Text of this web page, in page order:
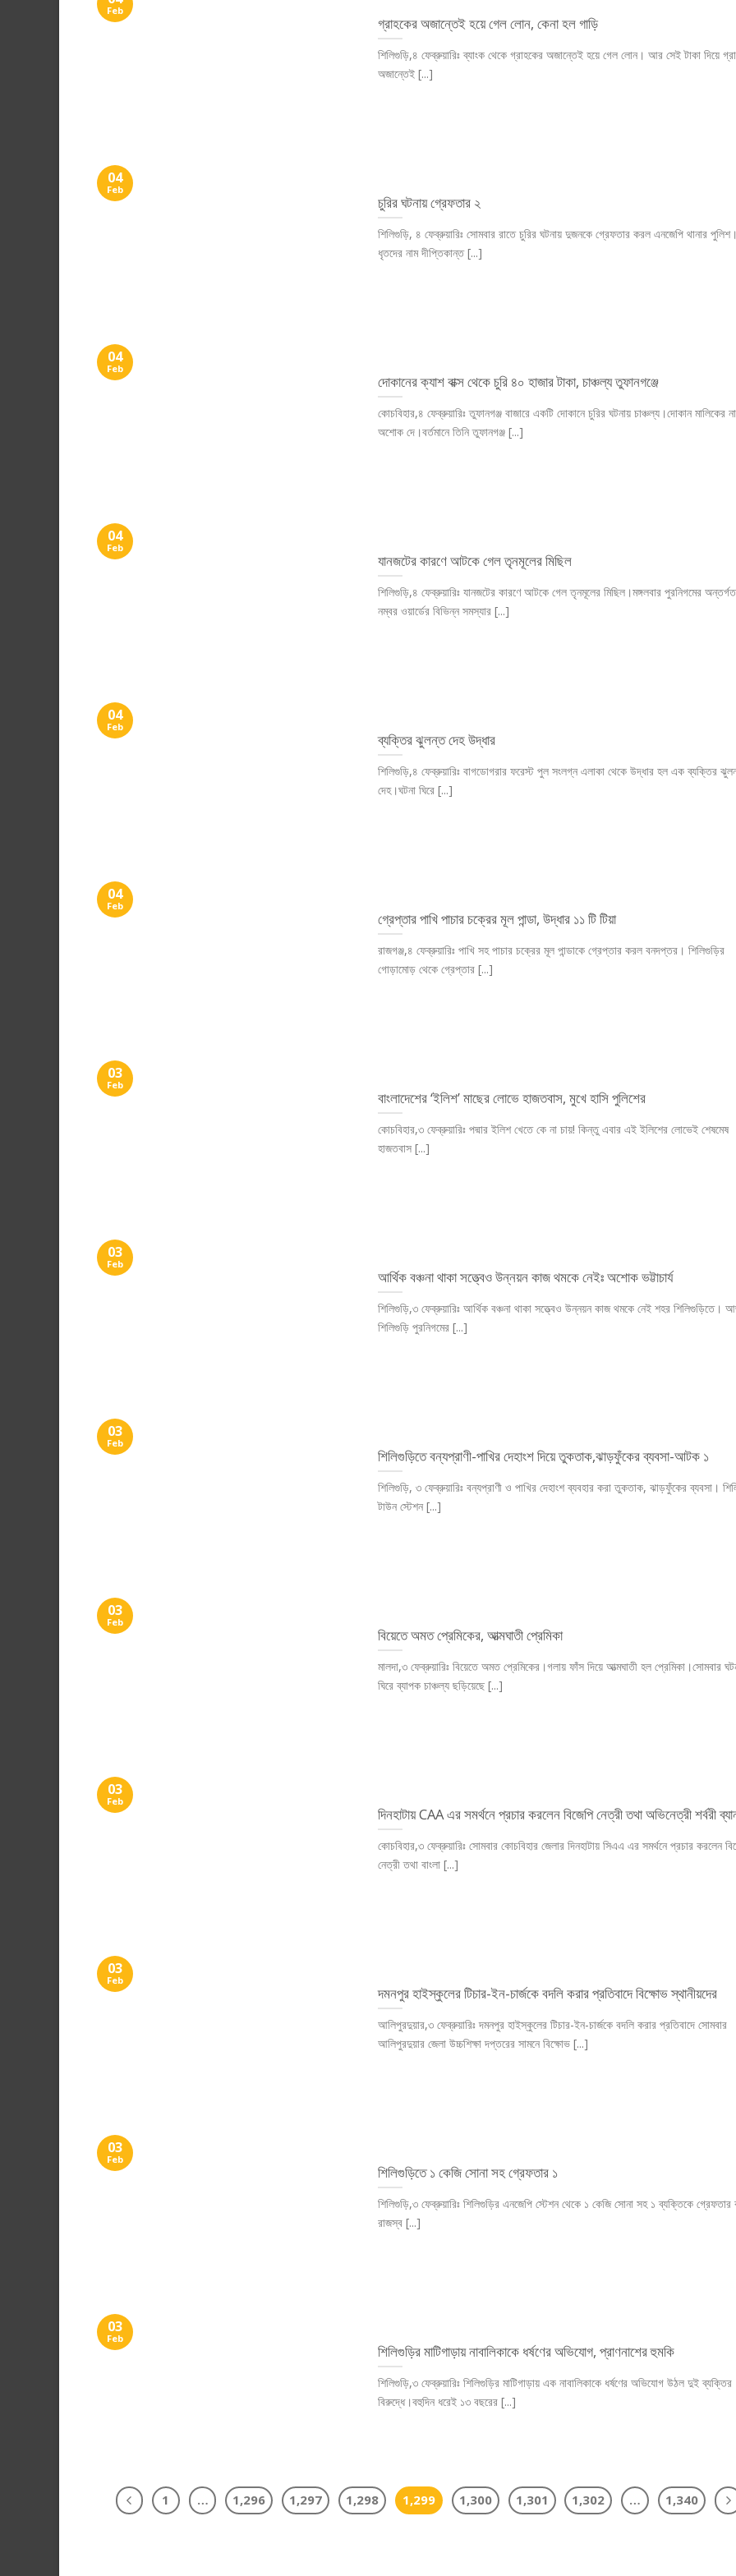
গ্রাহকের অজান্তেই হয়ে গেল লোন, কেনা হল গাড়ি
শিলিগুড়ি,৪ ফেব্রুয়ারিঃ ব্যাংক থেকে গ্রাহকের অজান্তেই হয়ে গেল লোন। আর সেই টাকা দিয়ে
অজান্তেই [...]
Feb
চুরির ঘটনায় গ্রেফতার ২
শিলিগুড়ি, ৪ ফেব্রুয়ারিঃ সোমবার রাতে চুরির ঘটনায় দুজনকে গ্রেফতার করল এনজেপি থানার
ধৃতদের নাম দীপ্তিকান্ত [...]
04
Feb
দোকানের ক্যাশ বাক্স থেকে চুরি ৪০ হাজার টাকা, চাঞ্চল্য তুফানগঞ্জে
কোচবিহার,৪ ফেব্রুয়ারিঃ তুফানগঞ্জ বাজারে একটি দোকানে চুরির ঘটনায় চাঞ্চল্য।দোকান মালিকের
অশোক দে।বর্তমানে তিনি তুফানগঞ্জ [...]
04
Feb
যানজটের কারণে আটকে গেল তৃনমূলের মিছিল
শিলিগুড়ি,৪ ফেব্রুয়ারিঃ যানজটের কারণে আটকে গেল তৃনমূলের মিছিল।মঙ্গলবার পুরনিগমের
নম্বর ওয়ার্ডের বিভিন্ন সমস্যার [...]
04
Feb
ব্যক্তির ঝুলন্ত দেহ উদ্ধার
শিলিগুড়ি,৪ ফেব্রুয়ারিঃ বাগডোগরার ফরেস্ট পুল সংলগ্ন এলাকা থেকে উদ্ধার হল এক ব্যক্তির
দেহ।ঘটনা ঘিরে [...]
04
Feb
গ্রেপ্তার পাখি পাচার চক্রের মূল পান্ডা, উদ্ধার ১১ টি টিয়া
রাজগঞ্জ,৪ ফেব্রুয়ারিঃ পাখি সহ পাচার চক্রের মূল পান্ডাকে গ্রেপ্তার করল বনদপ্তর। শিলিগুড়ির
গোড়ামোড় থেকে গ্রেপ্তার [...]
04
Feb
বাংলাদেশের ‘ইলিশ’ মাছের লোভে হাজতবাস, মুখে হাসি পুলিশের
কোচবিহার,৩ ফেব্রুয়ারিঃ পদ্মার ইলিশ খেতে কে না চায়! কিন্তু এবার এই ইলিশের লোভেই শেষমেষ
হাজতবাস [...]
03
Feb
আর্থিক বঞ্চনা থাকা সত্ত্বেও উন্নয়ন কাজ থমকে নেইঃ অশোক ভট্টাচার্য
শিলিগুড়ি,৩ ফেব্রুয়ারিঃ আর্থিক বঞ্চনা থাকা সত্ত্বেও উন্নয়ন কাজ থমকে নেই শহর শিলিগুড়িতে।
শিলিগুড়ি পুরনিগমের [...]
03
Feb
শিলিগুড়িতে বন্যপ্রাণী-পাখির দেহাংশ দিয়ে তুকতাক,ঝাড়ফুঁকের ব্যবসা-আটক ১
শিলিগুড়ি, ৩ ফেব্রুয়ারিঃ বন্যপ্রাণী ও পাখির দেহাংশ ব্যবহার করা তুকতাক, ঝাড়ফুঁকের ব্যবসা।
টাউন স্টেশন [...]
03
Feb
বিয়েতে অমত প্রেমিকের, আত্মঘাতী প্রেমিকা
মালদা,৩ ফেব্রুয়ারিঃ বিয়েতে অমত প্রেমিকের।গলায় ফাঁস দিয়ে আত্মঘাতী হল প্রেমিকা।সোমবার
ঘিরে ব্যাপক চাঞ্চল্য ছড়িয়েছে [...]
03
Feb
দিনহাটায় CAA এর সমর্থনে প্রচার করলেন বিজেপি নেত্রী তথা অভিনেত্রী শর্বরী
কোচবিহার,৩ ফেব্রুয়ারিঃ সোমবার কোচবিহার জেলার দিনহাটায় সিএএ এর সমর্থনে প্রচার করলেন
নেত্রী তথা বাংলা [...]
03
Feb
দমনপুর হাইস্কুলের টিচার-ইন-চার্জকে বদলি করার প্রতিবাদে বিক্ষোভ স্থানীয়দের
আলিপুরদুয়ার,৩ ফেব্রুয়ারিঃ দমনপুর হাইস্কুলের টিচার-ইন-চার্জকে বদলি করার প্রতিবাদে সোমবার
আলিপুরদুয়ার জেলা উচ্চশিক্ষা দপ্তরের সামনে বিক্ষোভ [...]
03
Feb
শিলিগুড়িতে ১ কেজি সোনা সহ গ্রেফতার ১
শিলিগুড়ি,৩ ফেব্রুয়ারিঃ শিলিগুড়ির এনজেপি স্টেশন থেকে ১ কেজি সোনা সহ ১ ব্যক্তিকে
রাজস্ব [...]
03
Feb
শিলিগুড়ির মাটিগাড়ায় নাবালিকাকে ধর্ষণের অভিযোগ, প্রাণনাশের হুমকি
শিলিগুড়ি,৩ ফেব্রুয়ারিঃ শিলিগুড়ির মাটিগাড়ায় এক নাবালিকাকে ধর্ষণের অভিযোগ উঠল দুই ব্যক্তির
বিরুদ্ধে।বহুদিন ধরেই ১৩ বছরের [...]
03
Feb
1 … 1,296 1,297 1,298 1,299 1,300 1,301 1,302 … 1,340